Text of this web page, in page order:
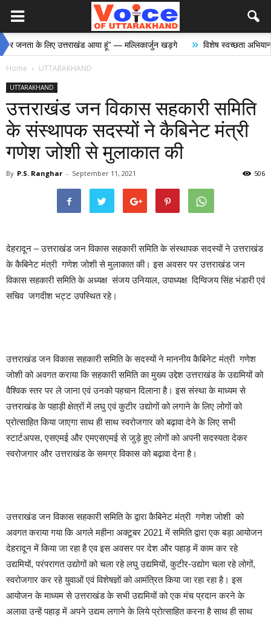
के लिए उत्तराखंड आया हूं” — मल्लिकार्जुन खड़गे » विशेष स्वच्छता अभियान में डीएम
Home UTTARAKHAND
UTTARAKHAND
उत्तराखंड जन विकास सहकारी समिति
के संस्थापक सदस्यों ने कैबिनेट मंत्री
गणेश जोशी से मुलाकात की
By P.S. Ranghar - September 11, 2021 506
देहरादून – उत्तराखंड जन विकास सहकारी समिति के संस्थापक सदस्यों ने उत्तराखंड
के कैबिनेट मंत्री गणेश जोशी से मुलाकात की। इस अवसर पर उत्तराखंड जन
विकास सहकारी समिति के अध्यक्ष संजय उनियाल, उपाध्यक्ष दिग्विजय सिंह भंडारी एवं
सचिव जगदीश भट्ट उपस्थित रहे।
उत्तराखंड जन विकास सहकारी समिति के सदस्यों ने माननीय कैबिनेट मंत्री गणेश
जोशी को अवगत कराया कि सहकारी समिति का मुख्य उद्देश उत्तराखंड के उद्यमियों को
वैश्विक स्तर पर ले जाना एवं उनको पहचान दिलाना है। इस संस्था के माध्यम से
उत्तराखंड के पहाड़ी क्षेत्रों में लघु एवं कुटीर उद्योगों को लगाने के लिए लोगों को
प्रोत्साहित किया जाएगा साथ ही साथ स्वरोजगार को बढ़ावा देने के लिए सभी
स्टार्टअपस, एसएमई और एमएसएमई से जुड़े हुए लोगों को अपनी सदस्यता देकर
स्वरोजगार और उत्तराखंड के समग्र विकास को बढ़ावा देना है।
उत्तराखंड जन विकास सहकारी समिति के द्वारा कैबिनेट मंत्री गणेश जोशी को
अवगत कराया गया कि अगले महीना अक्टूबर 2021 में समिति द्वारा एक बड़ा आयोजन
देहरादून में किया जा रहा है एव इस अवसर पर देश और पहाड़ में काम कर रहे
उद्यमियों, परंपरागत उद्योगों को चला रहे लघु उद्यमियों, कुटीर-उद्योग चला रहे लोगों,
स्वरोजगार कर रहे युवाओं एवं विशेषज्ञों को आमंत्रित किया जा रहा रहा है। इस
आयोजन के माध्यम से उत्तराखंड के सभी उद्यमियों को एक मंच प्रदान करने के
अलावा उन्हें पहाड़ में अपने उद्यम लगाने के लिये प्रोत्साहित करना है साथ ही साथ